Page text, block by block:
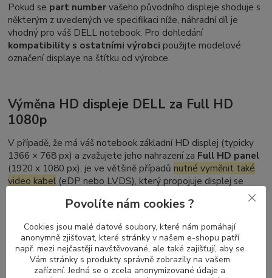
Pokud se part numbervašeho původního displeje shoduje s
některým z uvedených ve specifikaci níže, náhradní díl je
vhodný pro váš DELL notebook. Pro dohledání
kompatibility s ostatními výrobci použijte modelové
označení displaye na štítku od výrobce.
Výměna HD displeje DELL za Full HD
1080p
V případě, že má váš notebook základní HD displej (typicky
1366 × 768 px) a zvažujete jeho nahrazení za Full HD panel
(1920 x 1080 px), je ve většině případů nutné vyměnit také
video kabel (eDP nebo LVDS), který propojuje displej se
základní deskou. Displeje s vyšším rozlišením vyžadují kabel
schopný přenášet větší objem dat.
Naopak při přechodu z Full HD zpět na HD není výměna
kabelu nutná – kabely pro vyšší rozlišení podporují i nižší
režimy zobrazení.
Povolíte nám cookies ?
Cookies jsou malé datové soubory, které nám pomáhají
anonymně zjišťovat, které stránky v našem e-shopu patří
např. mezi nejčastěji navštěvované, ale také zajišťují, aby se
Vám stránky s produkty správně zobrazily na vašem
zařízení. Jedná se o zcela anonymizované údaje a